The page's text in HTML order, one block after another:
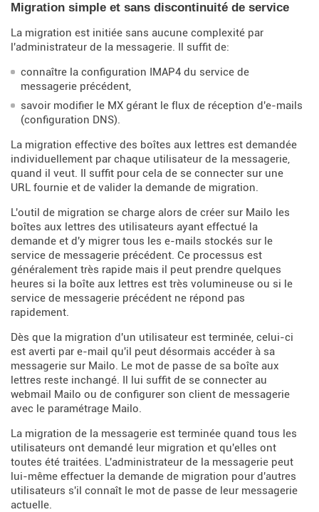
Migration simple et sans discontinuité de service
La migration est initiée sans aucune complexité par
l'administrateur de la messagerie. Il suffit de:
connaître la configuration IMAP4 du service de
messagerie précédent,
savoir modifier le MX gérant le flux de réception d'e-mails
(configuration DNS).
La migration effective des boîtes aux lettres est demandée
individuellement par chaque utilisateur de la messagerie,
quand il veut. Il suffit pour cela de se connecter sur une
URL fournie et de valider la demande de migration.
L'outil de migration se charge alors de créer sur Mailo les
boîtes aux lettres des utilisateurs ayant effectué la
demande et d'y migrer tous les e-mails stockés sur le
service de messagerie précédent. Ce processus est
généralement très rapide mais il peut prendre quelques
heures si la boîte aux lettres est très volumineuse ou si le
service de messagerie précédent ne répond pas
rapidement.
Dès que la migration d'un utilisateur est terminée, celui-ci
est averti par e-mail qu'il peut désormais accéder à sa
messagerie sur Mailo. Le mot de passe de sa boîte aux
lettres reste inchangé. Il lui suffit de se connecter au
webmail Mailo ou de configurer son client de messagerie
avec le paramétrage Mailo.
La migration de la messagerie est terminée quand tous les
utilisateurs ont demandé leur migration et qu'elles ont
toutes été traitées. L'administrateur de la messagerie peut
lui-même effectuer la demande de migration pour d'autres
utilisateurs s'il connaît le mot de passe de leur messagerie
actuelle.